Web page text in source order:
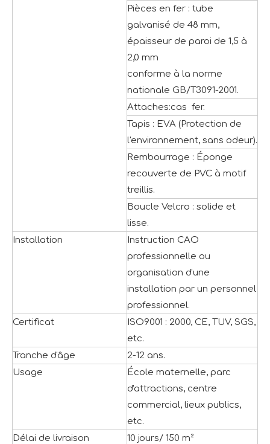
Pièces en fer : tube
galvanisé de 48 mm,
épaisseur de paroi de 1,5 à
2,0 mm
conforme à la norme
nationale GB/T3091-2001.
Attaches:cas fer.
Tapis : EVA (Protection de
l'environnement, sans odeur).
Rembourrage : Éponge
recouverte de PVC à motif
treillis.
Boucle Velcro : solide et
lisse.
Installation
Instruction CAO
professionnelle ou
organisation d'une
installation par un personnel
professionnel.
Certificat
ISO9001 : 2000, CE, TUV, SGS,
etc.
Tranche d'âge
2-12 ans.
Usage
École maternelle, parc
d'attractions, centre
commercial, lieux publics,
etc.
Délai de livraison
10 jours/ 150 m²